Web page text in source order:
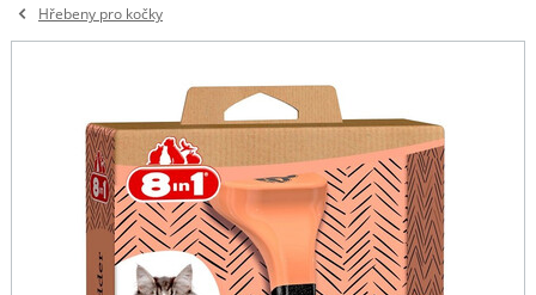
Hřebeny pro kočky